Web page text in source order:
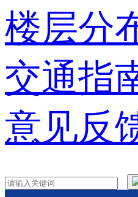
楼层分
交通指
意见反